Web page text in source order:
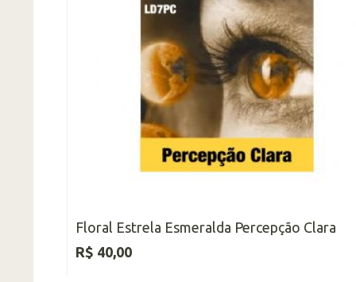
Floral Estrela Esmeralda Percepção Clara
R$ 40,00